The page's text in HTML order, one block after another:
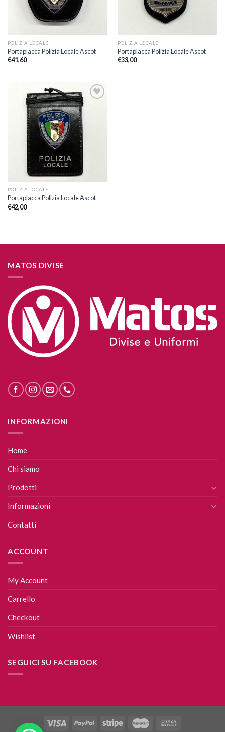
POLIZIA LOCALE
Portaplacca Polizia Locale Ascot
€41,60
POLIZIA LOCALE
Portaplacca Polizia Locale Ascot
€33,00
Aggiungi
alla lista
desideri
POLIZIA LOCALE
Portaplacca Polizia Locale Ascot
€42,00
MATOS DIVISE
INFORMAZIONI
Home
Chi siamo
Prodotti
Informazioni
Contatti
ACCOUNT
My Account
Carrello
Checkout
Wishlist
SEGUICI SU FACEBOOK